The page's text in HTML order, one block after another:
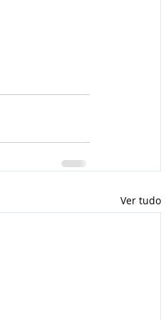
Ver tudo